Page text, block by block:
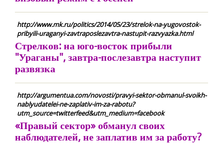
http://www.mk.ru/politics/2014/05/23/strelok-na-yugovostok-
pribyili-uraganyi-zavtraposlezavtra-nastupit-razvyazka.html
Стрелков: на юго-восток прибыли
"Ураганы", завтра-послезавтра наступит
развязка
http://argumentua.com/novosti/pravyi-sektor-obmanul-svoikh-
nablyudatelei-ne-zaplativ-im-za-rabotu?
utm_source=twitterfeed&utm_medium=facebook
«Правый сектор» обманул своих
наблюдателей, не заплатив им за работу?